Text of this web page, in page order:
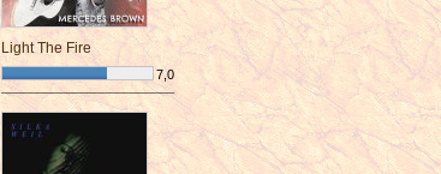
Light The Fire
7,0
¯¯¯¯¯¯¯¯¯¯¯¯¯¯¯¯¯¯¯¯¯¯¯¯